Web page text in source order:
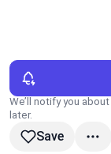
Categories
Brands
Global Price
We’ll notify you
later.
Save